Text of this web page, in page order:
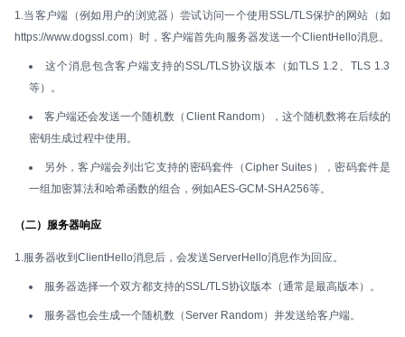
1.当客户端（例如用户的浏览器）尝试访问一个使用SSL/TLS保护的网站（如
https://www.dogssl.com）时，客户端首先向服务器发送一个ClientHello消息。
这个消息包含客户端支持的SSL/TLS协议版本（如TLS 1.2、TLS 1.3
等）。
客户端还会发送一个随机数（Client Random），这个随机数将在后续的
密钥生成过程中使用。
另外，客户端会列出它支持的密码套件（Cipher Suites），密码套件是
一组加密算法和哈希函数的组合，例如AES-GCM-SHA256等。
（二）服务器响应
1.服务器收到ClientHello消息后，会发送ServerHello消息作为回应。
服务器选择一个双方都支持的SSL/TLS协议版本（通常是最高版本）。
服务器也会生成一个随机数（Server Random）并发送给客户端。